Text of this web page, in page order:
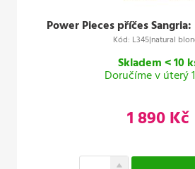
Power Pieces příčes
Kód: L345|natural
Skladem < 10
Doručíme v úterý
1 890 Kč